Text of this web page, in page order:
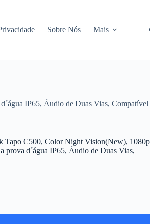
Sobre Nós Mais
IP65, Áudio de Duas Vias, Compatível
Tapo C500, Color Night Vision(New), 1080p
prova d´água IP65, Áudio de Duas Vias,